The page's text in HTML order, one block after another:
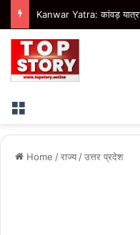
Menu
Home /राज्य /उत्तर प्रदेश